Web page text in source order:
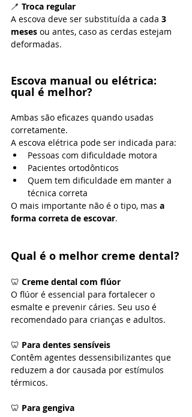
🪥 Troca regular
A escova deve ser substituída a cada 3
meses ou antes, caso as cerdas estejam
deformadas.
Escova manual ou elétrica:
qual é melhor?
Ambas são eficazes quando usadas
corretamente.
A escova elétrica pode ser indicada para:
Pessoas com dificuldade motora
Pacientes ortodônticos
Quem tem dificuldade em manter a
técnica correta
O mais importante não é o tipo, mas a
forma correta de escovar.
Qual é o melhor creme dental?
🦷 Creme dental com flúor
O flúor é essencial para fortalecer o
esmalte e prevenir cáries. Seu uso é
recomendado para crianças e adultos.
🦷 Para dentes sensíveis
Contêm agentes dessensibilizantes que
reduzem a dor causada por estímulos
térmicos.
🦷 Para gengiva